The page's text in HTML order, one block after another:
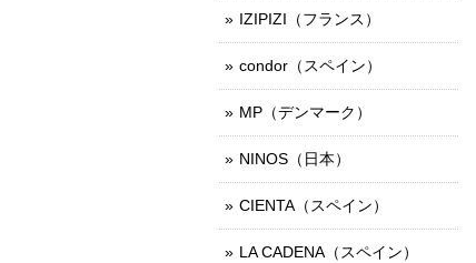
IZIPIZI（フランス）
condor（スペイン）
MP（デンマーク）
NINOS（日本）
CIENTA（スペイン）
LA CADENA（スペイン）